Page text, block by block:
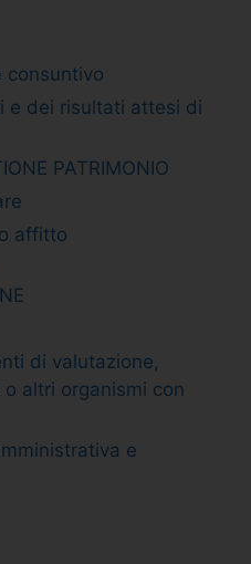
consuntivo
e dei risultati attesi di
PATRIMONIO
affitto
di valutazione,
altri organismi con
e